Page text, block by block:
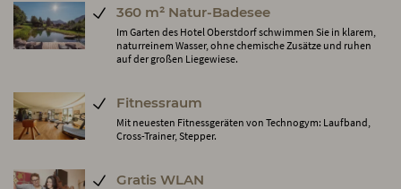
360 m² Natur-Badesee
Im Garten des Hotel Oberstdorf schwimmen Sie in klarem,
naturreinem Wasser, ohne chemische Zusätze und ruhen
auf der großen Liegewiese.
Fitnessraum
Mit neuesten Fitnessgeräten von Technogym: Laufband,
Cross-Trainer, Stepper.
Gratis WLAN